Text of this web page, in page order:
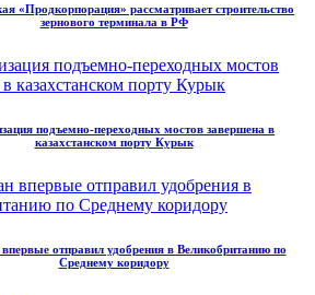
«Продкорпорация» рассматривает строительство
зернового терминала в РФ
подъемно-переходных мостов завершена в
казахстанском порту Курык
впервые отправил удобрения в Великобританию по
Среднему коридору